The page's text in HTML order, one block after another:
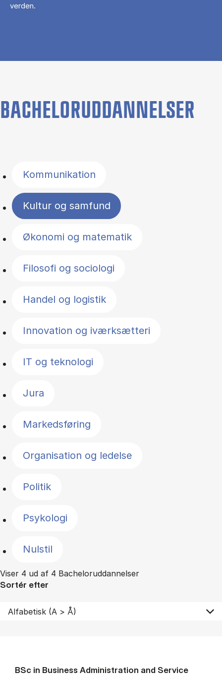
verden.
BACHELORUDDANNELSER
Kommunikation
Kultur og samfund
Økonomi og matematik
Filosofi og sociologi
Handel og logistik
Innovation og iværksætteri
IT og teknologi
Jura
Markedsføring
Organisation og ledelse
Politik
Psykologi
Nulstil
Viser 4 ud af 4 Bacheloruddannelser
Sortér efter
BSc in Busi­ness Ad­min­is­tra­tion and Ser­vice